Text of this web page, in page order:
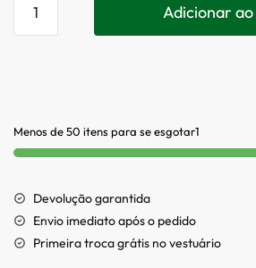
Adicionar
Menos de 50 itens para se esgotar1
Devolução garantida
Envio imediato após o pedido
Primeira troca grátis no vestuário